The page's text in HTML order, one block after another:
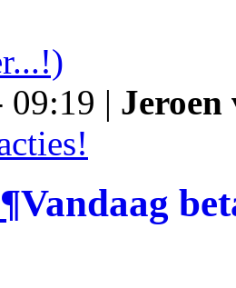
09:19 | Jeroen
¶Vandaag